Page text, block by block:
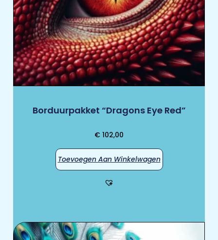
Borduurpakket “Dragons Eye Red”
€ 102,00
Toevoegen Aan Winkelwagen